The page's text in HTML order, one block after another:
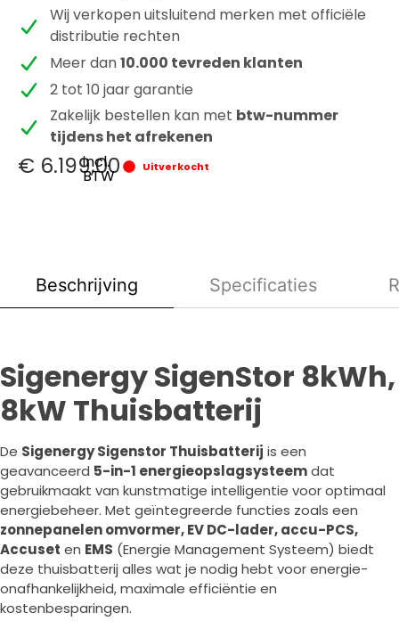
Wij verkopen uitsluitend merken met officiële
distributie rechten
Meer dan10.000 tevreden klanten
2 tot 10 jaar garantie
Zakelijk bestellen kan met btw-nummer
tijdens het afrekenen
€ 6.199,00
incl.
BTW Uitverkocht
Beschrijving Specificaties
Sigenergy SigenStor 8kWh,
8kW Thuisbatterij
De Sigenergy Sigenstor Thuisbatterij is een
geavanceerd 5-in-1 energieopslagsysteemdat
gebruikmaakt van kunstmatige intelligentie voor optimaal
energiebeheer. Met geïntegreerde functies zoals een
zonnepanelen omvormer, EV DC-lader, accu-PCS,
Accuset en EMS (Energie Management Systeem) biedt
deze thuisbatterij alles wat je nodig hebt voor energie-
onafhankelijkheid, maximale efficiëntie en
kostenbesparingen.